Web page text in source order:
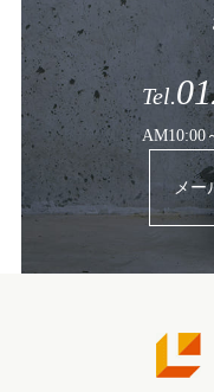
Tel.
AM10:00
メー